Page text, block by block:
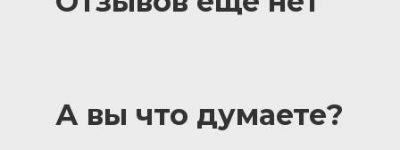
А вы что думаете?